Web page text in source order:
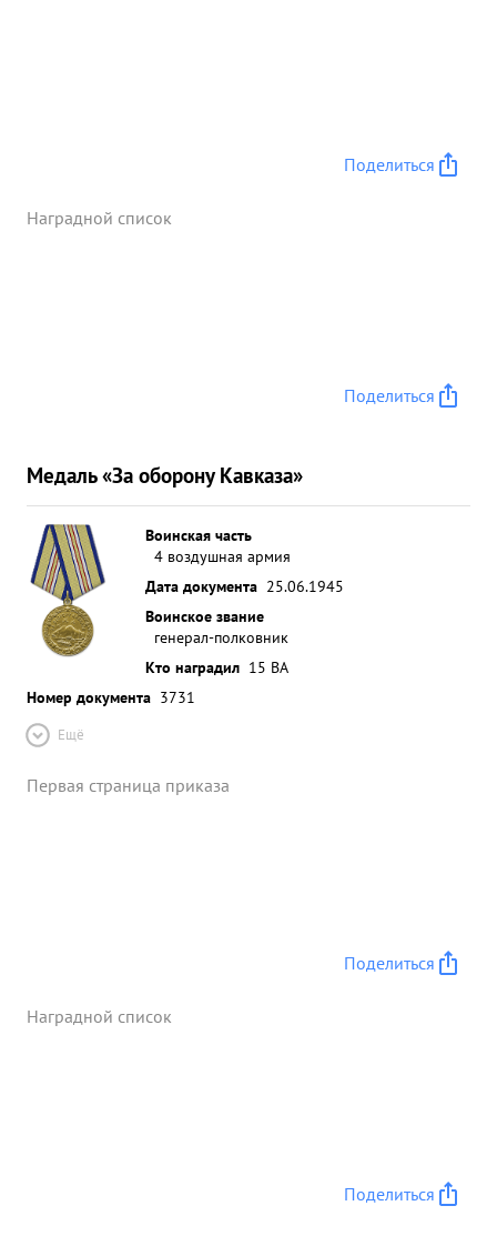
Поделиться
Наградной список
Поделиться
Медаль «За оборону Кавказа»
Воинская часть
4 воздушная армия
Дата документа 25.06.1945
Воинское звание
генерал-полковник
Кто наградил 15 ВА
Номер документа 3731
Ещё
Первая страница приказа
Поделиться
Наградной список
Поделиться